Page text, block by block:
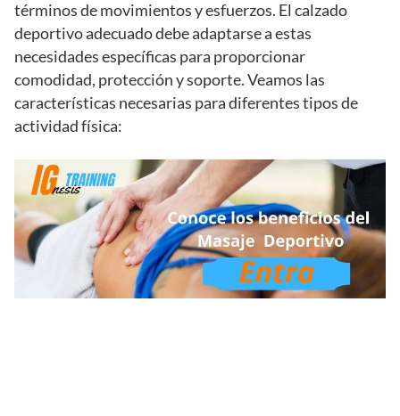
términos de movimientos y esfuerzos. El calzado
deportivo adecuado debe adaptarse a estas
necesidades específicas para proporcionar
comodidad, protección y soporte. Veamos las
características necesarias para diferentes tipos de
actividad física: